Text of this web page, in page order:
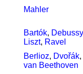
Mahler
Bartók, Debussy
Liszt, Ravel
Berlioz, Dvořák,
van Beethoven